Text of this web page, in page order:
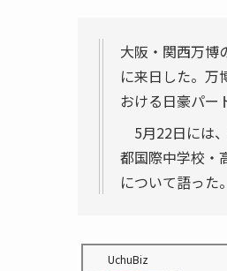
大阪・関西万博
に来日した。万
おける日豪パー
5月22日には
都国際中学校・
について語った
UchuBiz